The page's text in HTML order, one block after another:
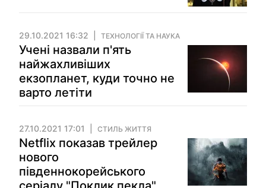
29.10.2021 16:32 ТЕХНОЛОГІЇ ТА НАУКА
Учені назвали п'ять
найжахливіших
екзопланет, куди точно не
варто летіти
27.10.2021 17:01 СТИЛЬ ЖИТТЯ
Netflix показав трейлер
нового
південнокорейського